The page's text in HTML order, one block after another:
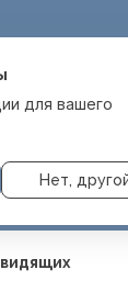
для вашего
Нет,